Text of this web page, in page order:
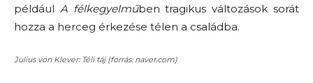
például A félkegyelműben tragikus változások sorát
hozza a herceg érkezése télen a családba.
Julius von Klever: Téli táj (forrás: naver.com)